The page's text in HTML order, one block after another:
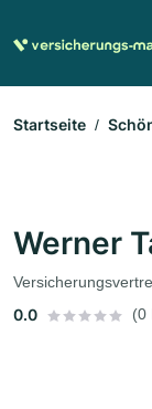
Startseite
Werner
0.0 (0